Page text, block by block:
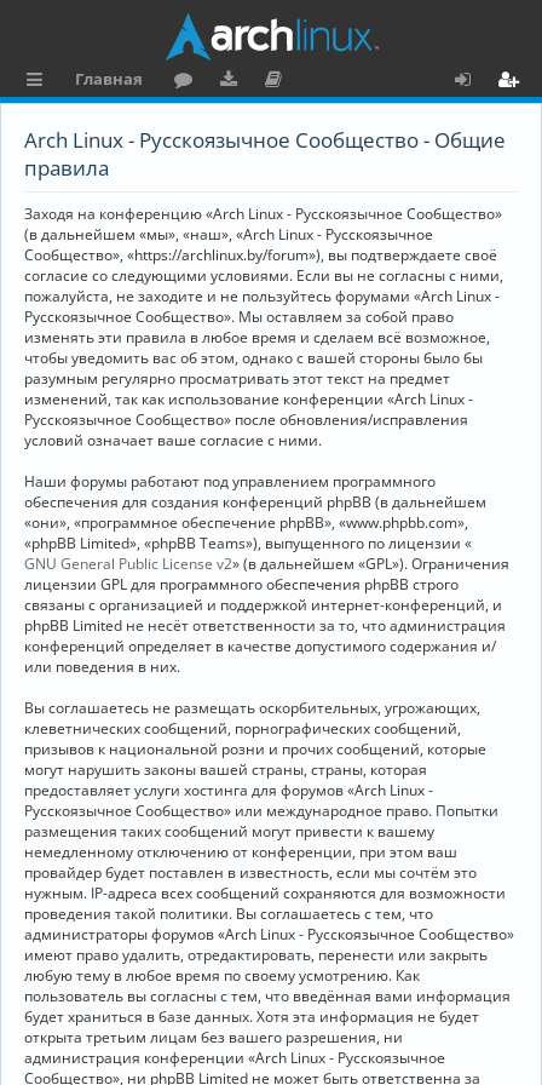
ы
к
и
Главная
ру
ру
и
ку
е
н
та
ц
и
я
о
Arch Linux - Русскоязычное Сообщество - Общие
правила
Заходя на конференцию «Arch Linux - Русскоязычное Сообщество»
(в дальнейшем «мы», «наш», «Arch Linux - Русскоязычное
Сообщество», «https://archlinux.by/forum»), вы подтверждаете своё
согласие со следующими условиями. Если вы не согласны с ними,
пожалуйста, не заходите и не пользуйтесь форумами «Arch Linux -
Русскоязычное Сообщество». Мы оставляем за собой право
изменять эти правила в любое время и сделаем всё возможное,
чтобы уведомить вас об этом, однако с вашей стороны было бы
разумным регулярно просматривать этот текст на предмет
изменений, так как использование конференции «Arch Linux -
Русскоязычное Сообщество» после обновления/исправления
условий означает ваше согласие с ними.
Наши форумы работают под управлением программного
обеспечения для создания конференций phpBB (в дальнейшем
«они», «программное обеспечение phpBB», «www.phpbb.com»,
«phpBB Limited», «phpBB Teams»), выпущенного по лицензии «
GNU General Public License v2» (в дальнейшем «GPL»). Ограничения
лицензии GPL для программного обеспечения phpBB строго
связаны с организацией и поддержкой интернет-конференций, и
phpBB Limited не несёт ответственности за то, что администрация
конференций определяет в качестве допустимого содержания и/
или поведения в них.
Вы соглашаетесь не размещать оскорбительных, угрожающих,
клеветнических сообщений, порнографических сообщений,
призывов к национальной розни и прочих сообщений, которые
могут нарушить законы вашей страны, страны, которая
предоставляет услуги хостинга для форумов «Arch Linux -
Русскоязычное Сообщество» или международное право. Попытки
размещения таких сообщений могут привести к вашему
немедленному отключению от конференции, при этом ваш
провайдер будет поставлен в известность, если мы сочтём это
нужным. IP-адреса всех сообщений сохраняются для возможности
проведения такой политики. Вы соглашаетесь с тем, что
администраторы форумов «Arch Linux - Русскоязычное Сообщество»
имеют право удалить, отредактировать, перенести или закрыть
любую тему в любое время по своему усмотрению. Как
пользователь вы согласны с тем, что введённая вами информация
будет храниться в базе данных. Хотя эта информация не будет
открыта третьим лицам без вашего разрешения, ни
администрация конференции «Arch Linux - Русскоязычное
Сообщество», ни phpBB Limited не может быть ответственна за